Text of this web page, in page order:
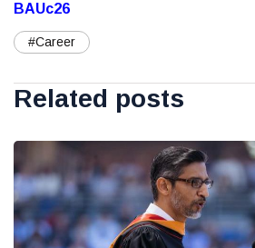
BAUc26
#Career
Related posts